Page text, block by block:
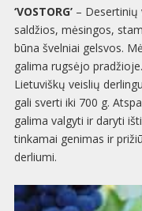
‘VOSTORG’– Desertinių
saldžios, mėsingos,
būna švelniai gelsvos.
galima rugsėjo
Lietuviškų veislių
gali sverti iki 700 g.
galima valgyti ir daryti
tinkamai genimas ir
derliumi.